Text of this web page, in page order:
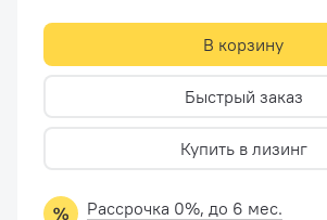
В корзину
Быстрый заказ
Купить в лизинг
Рассрочка 0%, до 6 мес.